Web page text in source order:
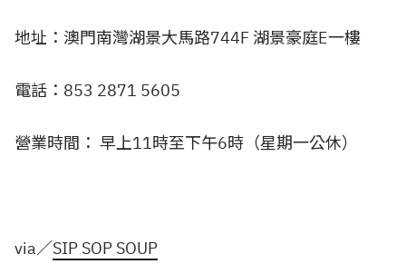
地址：澳門南灣湖景大馬路744F 湖景豪庭E一樓
電話：853 2871 5605
營業時間： 早上11時至下午6時（星期一公休）
via／SIP SOP SOUP